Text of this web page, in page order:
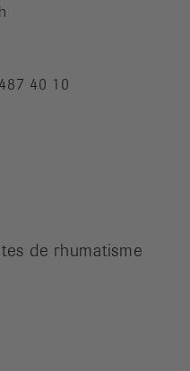
40 10
de rhumatisme